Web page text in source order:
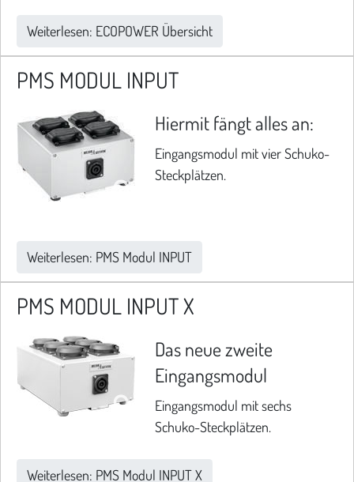
Weiterlesen: ECOPOWER Übersicht
PMS MODUL INPUT
Hiermit fängt alles an:
Eingangsmodul mit vier Schuko-
Steckplätzen.
Weiterlesen: PMS Modul INPUT
PMS MODUL INPUT X
Das neue zweite
Eingangsmodul
Eingangsmodul mit sechs
Schuko-Steckplätzen.
Weiterlesen: PMS Modul INPUT X